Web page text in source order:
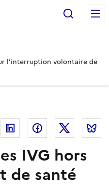
l’interruption volontaire de
Linkedin FacebookTwitter
IVG hors
de santé